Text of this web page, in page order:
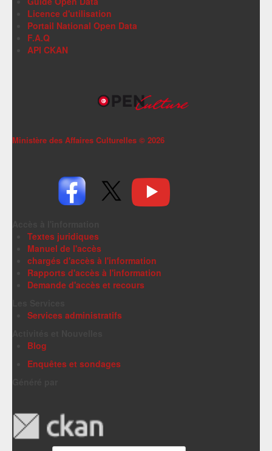
Licence d'utilisation
Portail National Open Data
F.A.Q
API CKAN
Ministère des Affaires Culturelles © 2026
Textes juridiques
Manuel de l'accès
chargés d'accès à l'information
Rapports d'accès à l'information
Demande d'accès et recours
Services administratifs
Blog
Enquêtes et sondages